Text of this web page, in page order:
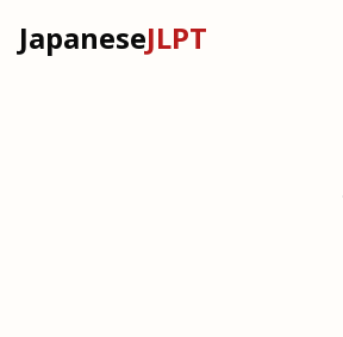
JapaneseJLPT